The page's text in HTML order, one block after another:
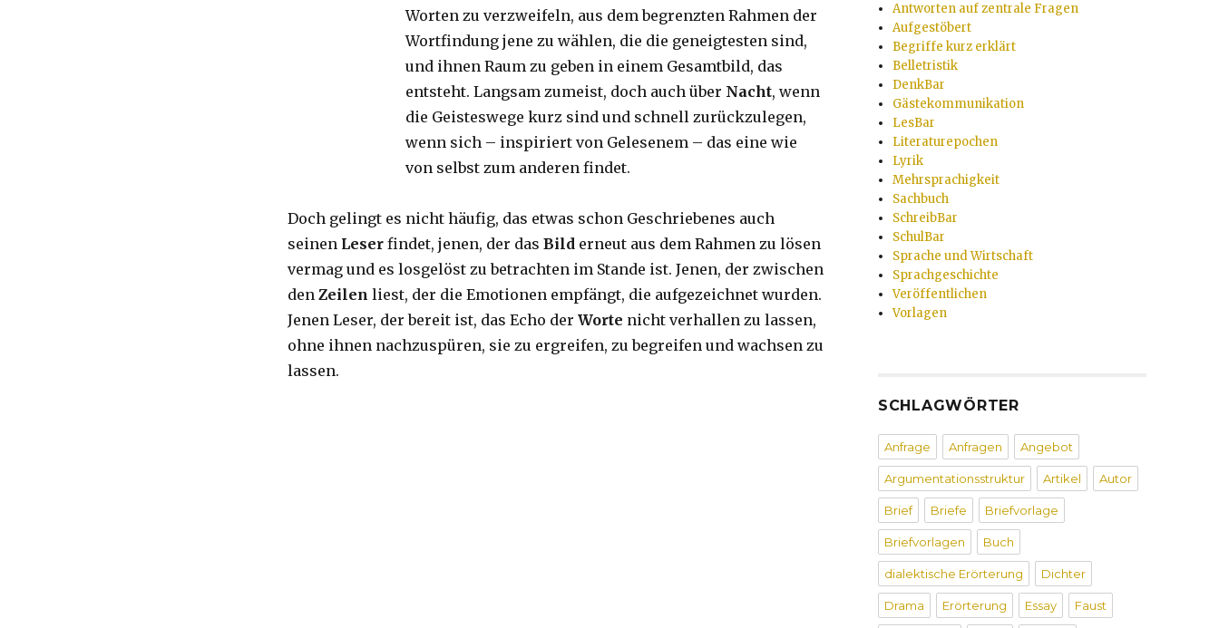
Worten zu verzweifeln, aus dem begrenzten Rahmen der
Wortfindung jene zu wählen, die die geneigtesten sind,
und ihnen Raum zu geben in einem Gesamtbild, das
entsteht. Langsam zumeist, doch auch über Nacht, wenn
die Geisteswege kurz sind und schnell zurückzulegen,
wenn sich – inspiriert von Gelesenem – das eine wie
von selbst zum anderen findet.
Doch gelingt es nicht häufig, das etwas schon Geschriebenes auch
seinen Leserfindet, jenen, der das Bilderneut aus dem Rahmen zu lösen
vermag und es losgelöst zu betrachten im Stande ist. Jenen, der zwischen
den Zeilen liest, der die Emotionen empfängt, die aufgezeichnet wurden.
Jenen Leser, der bereit ist, das Echo der Worte nicht verhallen zu lassen,
ohne ihnen nachzuspüren, sie zu ergreifen, zu begreifen und wachsen zu
lassen.
Antworten auf zentrale Fragen
Aufgestöbert
Begriffe kurz erklärt
Belletristik
DenkBar
Gästekommunikation
LesBar
Literaturepochen
Lyrik
Mehrsprachigkeit
Sachbuch
SchreibBar
SchulBar
Sprache und Wirtschaft
Sprachgeschichte
Veröffentlichen
Vorlagen
SCHLAGWÖRTER
Anfrage Anfragen Angebot
Argumentationsstruktur Artikel Autor
Brief Briefe Briefvorlage
Briefvorlagen Buch
dialektische Erörterung Dichter
Drama Erörterung Essay Faust